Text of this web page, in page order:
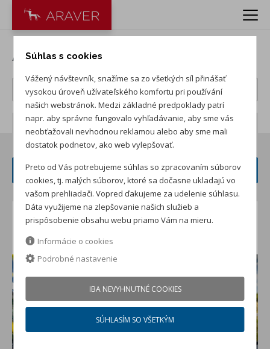
Akcie na Audi vozidlá
Počet záznamov: 12
FILTER ČLÁNKOV
Mimoriadna letná ponuka vozidiel
Audi!
Súhlas s cookies
Vážený návštevník, snažíme sa zo všetkých síl přinášať
vysokou úroveň užívateľského komfortu pri používání
našich webstránok. Medzi základné predpoklady patrí
napr. aby správne fungovalo vyhľadávanie, aby sme vás
neobťažovali nevhodnou reklamou alebo aby sme mali
dostatok podnetov, ako web vylepšovať.
Preto od Vás potrebujeme súhlas so zpracovaním súborov
cookies, tj. malých súborov, ktoré sa dočasne ukladajú vo
vašom prehliadači. Vopred ďakujeme za udelenie súhlasu.
Dáta využijeme na zlepšovanie našich služieb a
prispôsobenie obsahu webu priamo Vám na mieru.
Informácie o cookies
Podrobné nastavenie
IBA NEVYHNUTNÉ COOKIES
SÚHLASÍM SO VŠETKÝM